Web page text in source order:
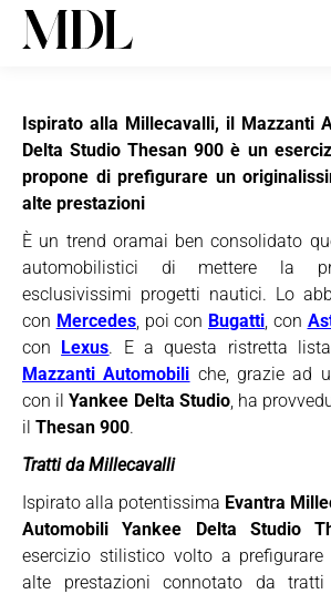
Ispirato alla Millecavalli, il Mazzanti
Delta Studio Thesan 900 è un
propone di prefigurare un
alte prestazioni
È un trend oramai ben consolidato
automobilistici di mettere la
esclusivissimi progetti nautici. Lo
con Mercedes, poi con Bugatti, con
con Lexus. E a questa ristretta
Mazzanti Automobili che, grazie ad
con ilYankee Delta Studio, ha
il Thesan 900.
Tratti da Millecavalli
Ispirato alla potentissima Evantra
Automobili Yankee Delta Studio
esercizio stilistico volto a
alte prestazioni connotato da